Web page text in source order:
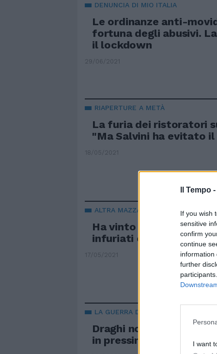
Il Tempo -
If you wish
sensitive
confirm
continue
information
further
I want
DENUNCIA DI MIO ITALIA
Le ordinanze anti-
fortuna degli abusivi.
il lockdown
29/06/2021
RIAPERTURE A METÀ
La furia dei ristoratori
"Ma Salvini ha evitato il
18/05/2021
ALTRA MAZZATA
Ha vinto Speranza,
infuriati con il
17/05/2021
LA GUERRA DEL COPRIFUOCO
Draghi non faccia
in pressing sulle